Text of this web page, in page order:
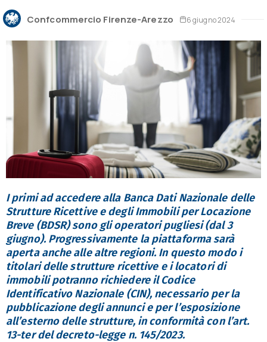
Confcommercio Firenze-Arezzo 6 giugno 2024
I primi ad accedere alla Banca Dati Nazionale delle
Strutture Ricettive e degli Immobili per Locazione
Breve (BDSR) sono gli operatori pugliesi (dal 3
giugno). Progressivamente la piattaforma sarà
aperta anche alle altre regioni. In questo modo i
titolari delle strutture ricettive e i locatori di
immobili potranno richiedere il Codice
Identificativo Nazionale (CIN), necessario per la
pubblicazione degli annunci e per l’esposizione
all’esterno delle strutture, in conformità con l’art.
13-ter del decreto-legge n. 145/2023.